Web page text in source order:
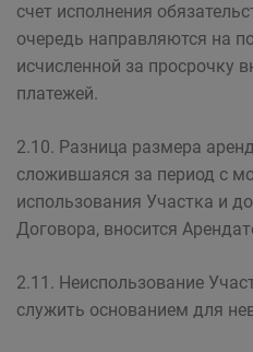
счет исполнения
очередь направляются на
исчисленной за просрочку
платежей.
2.10. Разница размера
сложившаяся за период с
использования Участка и
Договора, вносится
2.11. Неиспользование
служить основанием для